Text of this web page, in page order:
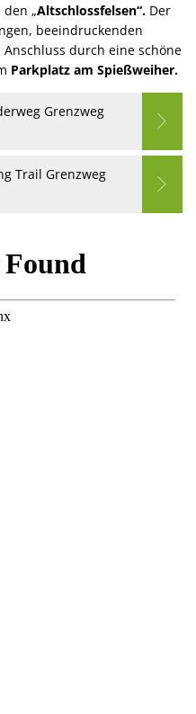
„Altschlossfelsen“. Der
beeindruckenden
durch eine schöne
Parkplatz am Spießweiher.
Grenzweg
Trail Grenzweg